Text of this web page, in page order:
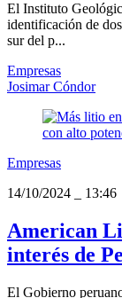
El Instituto
identificación de
sur del p...
Empresas
Josimar Cóndor
Empresas
14/10/2024
13:46
American
interés de
El Gobierno